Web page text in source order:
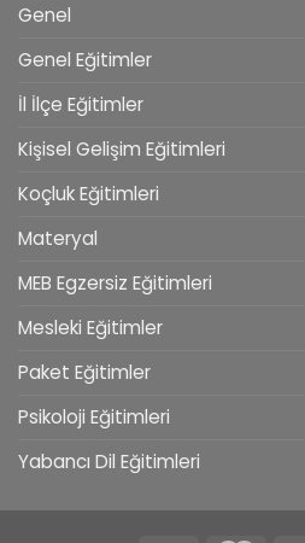
Genel
Genel Eğitimler
İl İlçe Eğitimler
Kişisel Gelişim Eğitimleri
Koçluk Eğitimleri
Materyal
MEB Egzersiz Eğitimleri
Mesleki Eğitimler
Paket Eğitimler
Psikoloji Eğitimleri
Yabancı Dil Eğitimleri